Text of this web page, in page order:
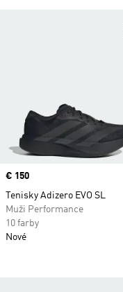
Price
€ 150
Tenisky Adizero EVO SL
Muži Performance
10 farby
Nové